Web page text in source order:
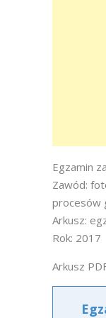
Egzamin
Zawód:
procesów
Arkusz:
Rok: 2017
Arkusz